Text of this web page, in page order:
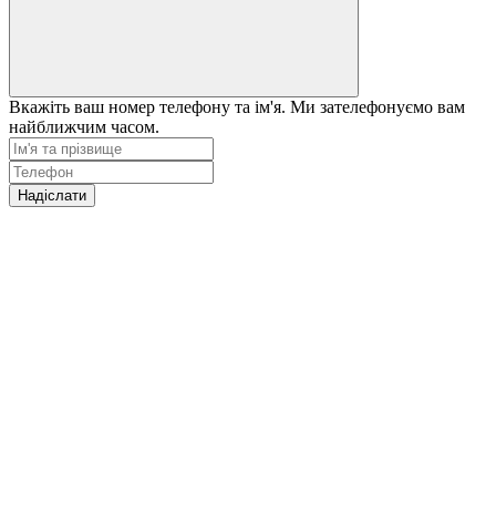
Вкажіть ваш номер телефону та ім'я. Ми зателефонуємо вам
найближчим часом.
Надіслати